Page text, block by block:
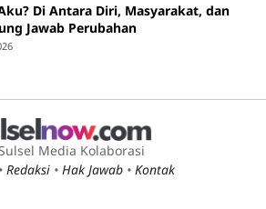
Di Antara Diri, Masyarakat, dan
Jawab Perubahan
Media Kolaborasi
• Redaksi • Hak Jawab • Kontak